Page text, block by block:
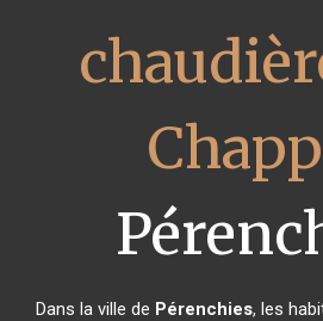
Dans la ville de Pérenchies, les